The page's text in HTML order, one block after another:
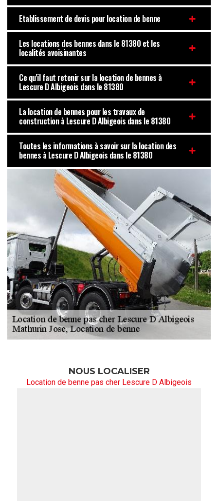
Etablissement de devis pour location de benne
Les locations des bennes dans le 81380 et les
localités avoisinantes
Ce qu'il faut retenir sur la location de bennes à
Lescure D Albigeois dans le 81380
La location de bennes pour les travaux de
construction à Lescure D Albigeois dans le 81380
Toutes les informations à savoir sur la location des
bennes à Lescure D Albigeois dans le 81380
NOUS LOCALISER
Location de benne pas cher Lescure D Albigeois